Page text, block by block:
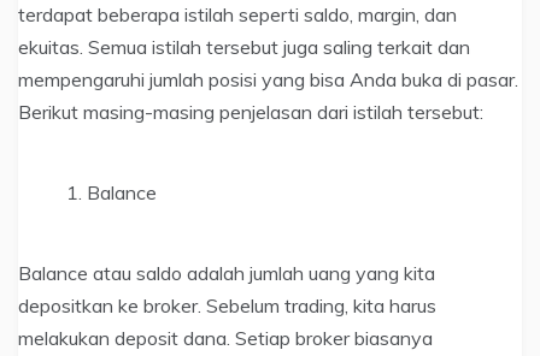
terdapat beberapa istilah seperti saldo, margin, dan
ekuitas. Semua istilah tersebut juga saling terkait dan
mempengaruhi jumlah posisi yang bisa Anda buka di pasar.
Berikut masing-masing penjelasan dari istilah tersebut:
Balance
Balance atau saldo adalah jumlah uang yang kita
depositkan ke broker. Sebelum trading, kita harus
melakukan deposit dana. Setiap broker biasanya